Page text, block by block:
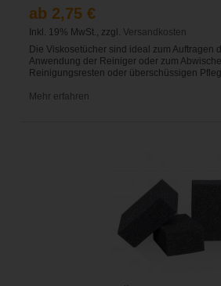
ab 2,75 €
Inkl. 19% MwSt., zzgl. Versandkosten
Die Viskosetücher sind ideal zum Auftragen
Anwendung der Reiniger oder zum
Reinigungsresten oder überschüssigen
Mehr erfahren